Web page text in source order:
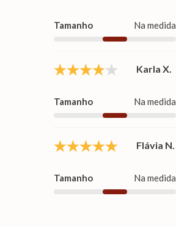
Tamanho Na medida
Karla X.
Tamanho Na medida
Flávia N.
Tamanho Na medida